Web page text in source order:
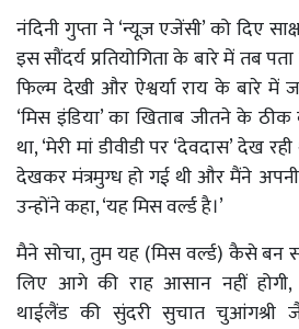
नंदिनी गुप्ता ने ‘न्यूज़ एजेंसी’ को दिए
इस सौंदर्य प्रतियोगिता के बारे में तब
फिल्म देखी और ऐश्वर्या राय के बारे में
‘मिस इंडिया’ का खिताब जीतने के
था, ‘मेरी मां डीवीडी पर ‘देवदास’ देख
देखकर मंत्रमुग्ध हो गई थी और मैंने
उन्होंने कहा, ‘यह मिस वर्ल्ड है।’
मैने सोचा, तुम यह (मिस वर्ल्ड) कैसे बन
लिए आगे की राह आसान नहीं
थाईलैंड की सुंदरी सुचात चुआंगश्री